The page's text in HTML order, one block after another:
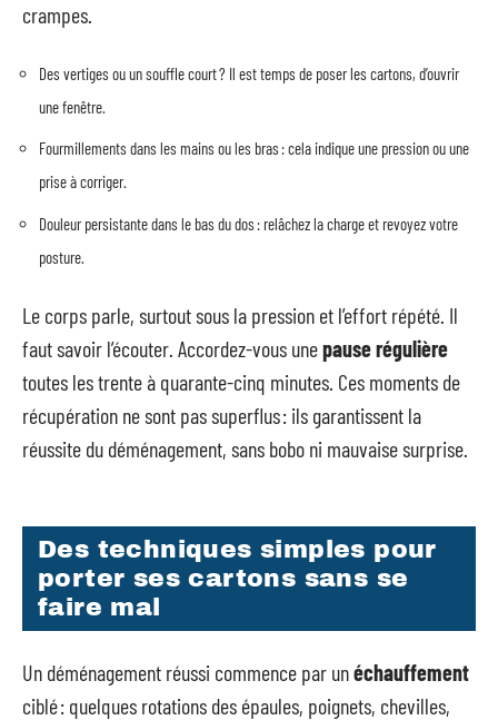
crampes.
Des vertiges ou un souffle court ? Il est temps de poser les cartons, d’ouvrir
une fenêtre.
Fourmillements dans les mains ou les bras : cela indique une pression ou une
prise à corriger.
Douleur persistante dans le bas du dos : relâchez la charge et revoyez votre
posture.
Le corps parle, surtout sous la pression et l’effort répété. Il
faut savoir l’écouter. Accordez-vous unepause régulière
toutes les trente à quarante-cinq minutes. Ces moments de
récupération ne sont pas superflus : ils garantissent la
réussite du déménagement, sans bobo ni mauvaise surprise.
Des techniques simples pour
porter ses cartons sans se
faire mal
Un déménagement réussi commence par unéchauffement
ciblé : quelques rotations des épaules, poignets, chevilles,